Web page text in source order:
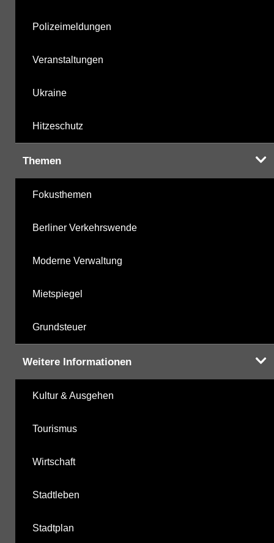
Polizeimeldungen
Veranstaltungen
Ukraine
Hitzeschutz
Themen
Fokusthemen
Berliner Verkehrswende
Moderne Verwaltung
Mietspiegel
Grundsteuer
Weitere Informationen
Kultur & Ausgehen
Tourismus
Wirtschaft
Stadtleben
Stadtplan